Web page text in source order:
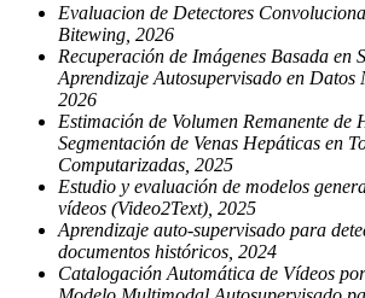
Evaluacion de Detectores
Bitewing, 2026
Recuperación de Imágenes Basada en
Aprendizaje Autosupervisado en Datos
2026
Estimación de Volumen Remanente de
Segmentación de Venas Hepáticas en
Computarizadas, 2025
Estudio y evaluación de modelos
vídeos (Video2Text), 2025
Aprendizaje auto-supervisado para
documentos históricos, 2024
Catalogación Automática de Vídeos